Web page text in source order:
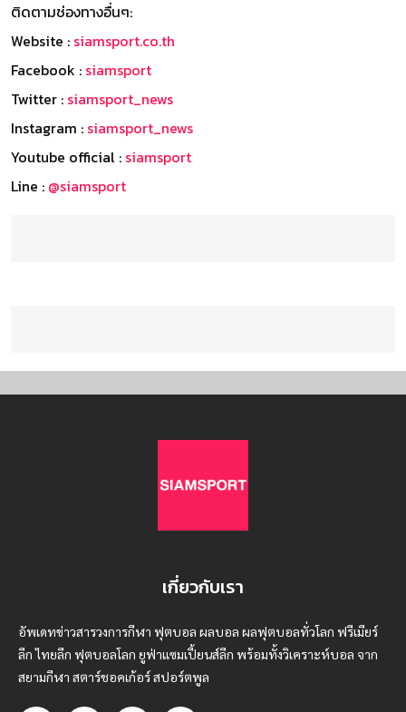
ติดตามช่องทางอื่นๆ:
Website : siamsport.co.th
Facebook : siamsport
Twitter : siamsport_news
Instagram : siamsport_news
Youtube official : siamsport
Line : @siamsport
เกี่ยวกับเรา
อัพเดทข่าวสารวงการกีฬา ฟุตบอล ผลบอล ผลฟุตบอลทั่วโลก ฟรีเมียร์
ลีก ไทยลีก ฟุตบอลโลก ยูฟ่าแซมเปี้ยนส์ลีก พร้อมทั้งวิเคราะห์บอล จาก
สยามกีฬา สตาร์ชอคเก้อร์ สปอร์ตพูล